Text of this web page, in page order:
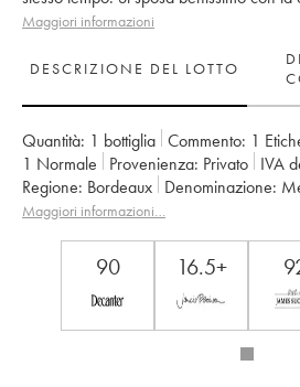
Maggiori informazioni
DESCRIZIONE DEL LOTTO
Quantità: 1 bottiglia Commento: 1
1 Normale Provenienza: privato IVA
Regione:
Bordeaux Denominazione:
Classificazione:
Cru Bourgeois
Maggiori informazioni…
90 16.5+